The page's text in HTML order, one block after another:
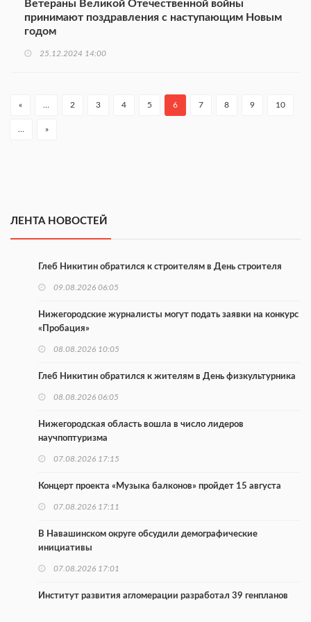
Ветераны Великой Отечественной войны
принимают поздравления с наступающим Новым
годом
25.12.2024 14:00
« 2 3 4 5 6 7 8 9 10
»
ЛЕНТА НОВОСТЕЙ
Глеб Никитин обратился к строителям в День строителя
09.08.2026 06:05
Нижегородские журналисты могут подать заявки на конкурс
«Пробация»
08.08.2026 10:05
Глеб Никитин обратился к жителям в День физкультурника
08.08.2026 06:05
Нижегородская область вошла в число лидеров
научпоптуризма
07.08.2026 17:15
Концерт проекта «Музыка балконов» пройдет 15 августа
07.08.2026 17:11
В Навашинском округе обсудили демографические
инициативы
07.08.2026 17:01
Институт развития агломерации разработал 39 генпланов